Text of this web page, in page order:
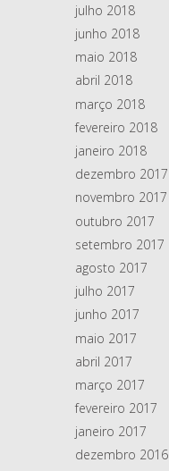
julho 2018
junho 2018
maio 2018
abril 2018
março 2018
fevereiro 2018
janeiro 2018
dezembro 2017
novembro 2017
outubro 2017
setembro 2017
agosto 2017
julho 2017
junho 2017
maio 2017
abril 2017
março 2017
fevereiro 2017
janeiro 2017
dezembro 2016